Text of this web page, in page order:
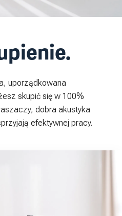
uporządkowana
skupić się w 100%
dobra akustyka
efektywnej pracy.